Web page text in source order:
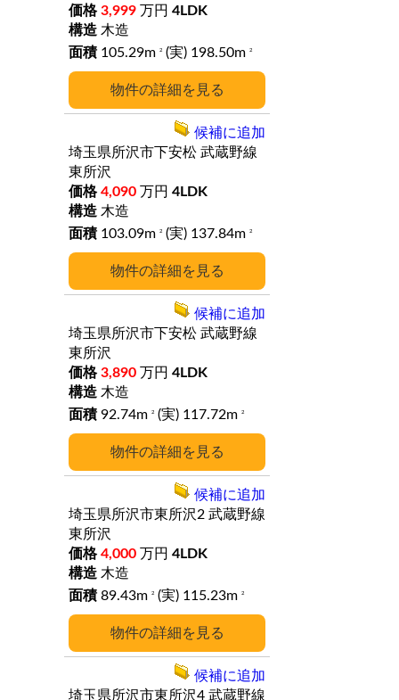
詳細
3,999 万円 4LDK
木造
105.29m
2 (実) 198.50m 2
詳細
埼玉県所沢市下安松 武蔵野線
東所沢
4,090 万円 4LDK
木造
103.09m
2 (実) 137.84m 2
候補に追加
詳細
埼玉県所沢市下安松 武蔵野線
東所沢
3,890 万円 4LDK
木造
92.74m
2 (実) 117.72m 2
候補に追加
詳細
埼玉県所沢市東所沢2 武蔵野線
東所沢
4,000 万円 4LDK
木造
89.43m
2 (実) 115.23m 2
候補に追加
埼玉県所沢市東所沢4 武蔵野線
候補に追加